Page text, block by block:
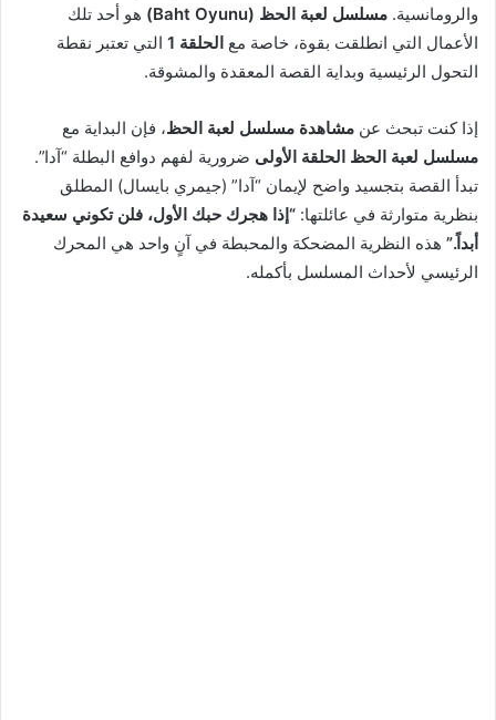
والرومانسية. مسلسل لعبة الحظ (Baht Oyunu)
هو أحد تلك
الأعمال التي انطلقت بقوة، خاصة مع الحلقة 1
التي تعتبر نقطة
التحول الرئيسية وبداية القصة المعقدة والمشوقة.
إذا كنت تبحث عن مشاهدة مسلسل لعبة الحظ، فإن البداية مع
مسلسل لعبة الحظ الحلقة الأولى ضرورية لفهم دوافع البطلة “آدا”.
تبدأ القصة بتجسيد واضح لإيمان “آدا” (جيمري بايسال) المطلق
بنظرية متوارثة في عائلتها: “إذا هجرك حبك الأول، فلن تكوني سعيدة
أبداً.” هذه النظرية المضحكة والمحبطة في آنٍ واحد هي المحرك
الرئيسي لأحداث المسلسل بأكمله.